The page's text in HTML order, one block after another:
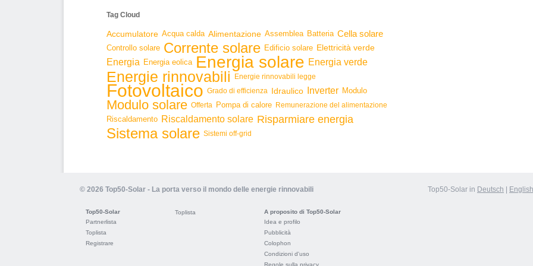
Tag Cloud
Accumulatore Acqua calda Alimentazione Assemblea Batteria Cella solare
Controllo solare Corrente solare Edificio solare Elettricità verde
Energia Energia eolica Energia solare Energia verde
Energie rinnovabili Energie rinnovabili legge
Fotovoltaico Grado di efficienza Idraulico Inverter Modulo
Modulo solare Offerta Pompa di calore Remunerazione del alimentazione
Riscaldamento Riscaldamento solare Risparmiare energia
Sistema solare Sistemi off-grid
© 2026 Top50-Solar - La porta verso il mondo delle energie rinnovabili Top50-Solar in Deutsch English
Top50-Solar
Partnerlista
Toplista
Registrare
Toplista
A proposito di Top50-Solar
Idea e profilo
Pubblicità
Colophon
Condizioni d'uso
Regole sulla privacy